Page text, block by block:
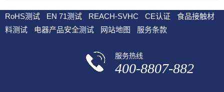
RoHS测试 EN 71测试 REACH-SVHC CE认证
食品接触材
料测试
电器产品安全测试 网站地图 服务条款
服务热线
400-8807-882